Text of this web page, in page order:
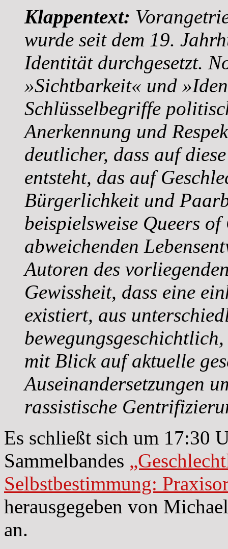
Klappentext:
wurde seit dem 19.
Identität durchgesetzt.
»Sichtbarkeit« und
Schlüsselbegriffe
Anerkennung und
deutlicher, dass auf
entsteht, das auf
Bürgerlichkeit und
beispielsweise Queers
abweichenden
Autoren des
Gewissheit, dass eine
existiert, aus
mit Blick auf aktuelle
Auseinandersetzungen
rassistische
Es schließt sich um 17:30
Sammelbandes
Selbstbestimmung:
herausgegeben von
an.